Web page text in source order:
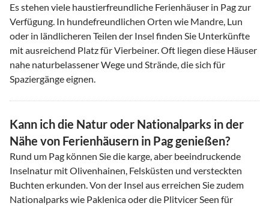
Es stehen viele haustierfreundliche Ferienhäuser in Pag zur
Verfügung. In hundefreundlichen Orten wie Mandre, Lun
oder in ländlicheren Teilen der Insel finden Sie Unterkünfte
mit ausreichend Platz für Vierbeiner. Oft liegen diese Häuser
nahe naturbelassener Wege und Strände, die sich für
Spaziergänge eignen.
Kann ich die Natur oder Nationalparks in der
Nähe von Ferienhäusern in Pag genießen?
Rund um Pag können Sie die karge, aber beeindruckende
Inselnatur mit Olivenhainen, Felsküsten und versteckten
Buchten erkunden. Von der Insel aus erreichen Sie zudem
Nationalparks wie Paklenica oder die Plitvicer Seen für